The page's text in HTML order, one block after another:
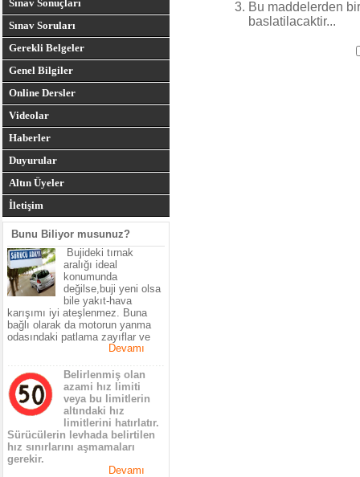
Sınav Sonuçları
Sınav Soruları
Gerekli Belgeler
Genel Bilgiler
Online Dersler
Videolar
Haberler
Duyurular
Altın Üyeler
İletişim
Bunu Biliyor musunuz?
Bujideki tırnak
aralığı ideal
konumunda
değilse,buji yeni olsa
bile yakıt-hava
karışımı iyi ateşlenmez. Buna
bağlı olarak da motorun yanma
odasındaki patlama zayıflar ve
motorun gücü azalır.Araçtaki
çıkar ve yakıt sarfiyatı artar.
Devamı
.................................................
Belirlenmiş olan
azami hız limiti
veya bu limitlerin
altındaki hız
limitlerini hatırlatır.
Sürücülerin levhada belirtilen
hız sınırlarını aşmamaları
gerekir.
Devamı
Bu maddelerden
baslatilacaktir...